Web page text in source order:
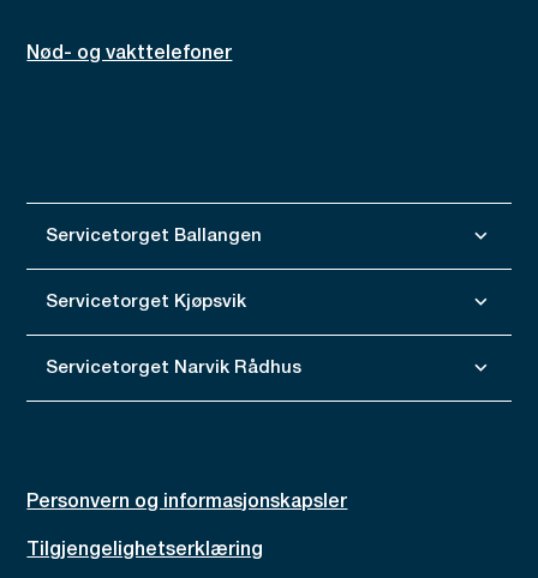
Nød- og vakttelefoner
Servicetorget Ballangen
Servicetorget Kjøpsvik
Servicetorget Narvik Rådhus
Personvern og informasjonskapsler
Tilgjengelighetserklæring